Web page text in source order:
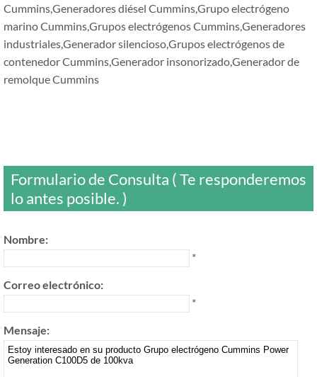
Cummins,Generadores diésel Cummins,Grupo electrógeno
marino Cummins,Grupos electrógenos Cummins,Generadores
industriales,Generador silencioso,Grupos electrógenos de
contenedor Cummins,Generador insonorizado,Generador de
remolque Cummins
Formulario de Consulta ( Te responderemos
lo antes posible. )
Nombre:
*
Correo electrónico:
*
Mensaje: